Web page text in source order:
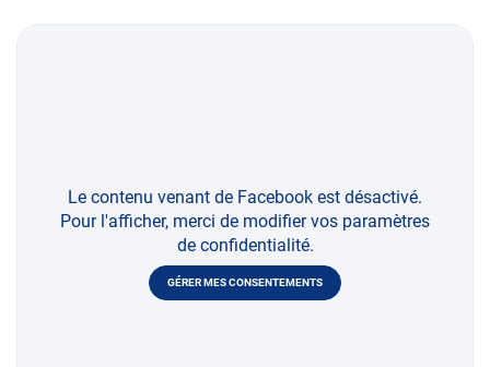
Le contenu venant de Facebook est désactivé.
Pour l'afficher, merci de modifier vos paramètres
de confidentialité.
GÉRER MES CONSENTEMENTS